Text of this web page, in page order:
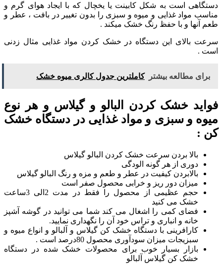
دستگاهی است به شکل کابینت یا یخچال که با ایجاد هوای گرم و
مناسب مواد غذایی و میوه و سبزی را بدون تغییر در بافت ، عطر و
طعم آنها و با حفظ رنگ خشک میکند .
سرعت بالای این دستگاه در خشک کردن مواد غذایی مثال زدنی
است .
برای مطالعه بیشتر کاملترین جدول کالری میوه خشک
فواید خشک کردن البالو و گیلاس و هر نوع
میوه و سبزی و مواد غذایی در دستگاه خشک
کن :
بالا بردن سرعت خشک کردن البالو گیلاس
دوری از هر گونه الودگی
بالابردن کیفیت در عطر و طعم و مزه و رنگ البالو گیلاس
میزان دور ریز و خرابی محصول صفر است
حجم عظیمی از محصول را فقط در مدت 2الی 3ساعت
خشک می کنید
فضای کمی را اشغال می کند شما می توانید در گوشه آشپز
خانه و انباری و تراس خود آن را نگهداری نمایید.
کارافرینی با دستگاه خشک کن گیلاس و آلبالو و انواع میوه و
سبزیجات میزان سودآوری محصول 80درصد است .
بازار بسیار خوب برای محصولات خشک شده در دستگاه
خشک کن گیلاس آلبالو